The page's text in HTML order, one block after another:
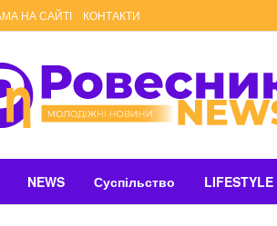
НА САЙТІ КОНТАКТИ
NEWS Суспільство LIFESTYLE